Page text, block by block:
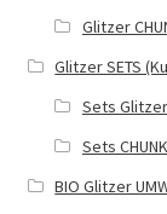
Glitzer
Glitzer SETS
Sets Glitzer
Sets
BIO Glitzer